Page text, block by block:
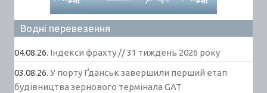
Водні перевезення
04.08.26. Індекси фрахту // 31 тиждень 2026 року
03.08.26. У порту Ґданськ завершили перший етап
будівництва зернового термінала GAT